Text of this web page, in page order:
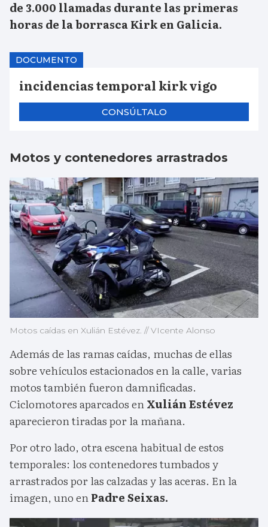
de 3.000 llamadas durante las primeras
horas de la borrasca Kirk en Galicia.
DOCUMENTO
incidencias temporal kirk vigo
CONSÚLTALO
Motos y contenedores arrastrados
Motos caídas en Xulián Estévez. // VIcente Alonso
Además de las ramas caídas, muchas de ellas
sobre vehículos estacionados en la calle, varias
motos también fueron damnificadas.
Ciclomotores aparcados enXulián Estévez
aparecieron tiradas por la mañana.
Por otro lado, otra escena habitual de estos
temporales: los contenedores tumbados y
arrastrados por las calzadas y las aceras. En la
imagen, uno enPadre Seixas.